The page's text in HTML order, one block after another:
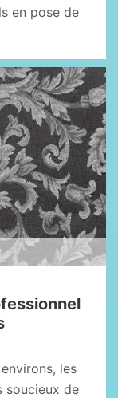
en pose de
les
soucieux de